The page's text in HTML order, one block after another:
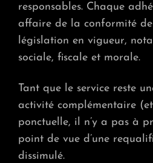
responsables. Chaque
affaire de la conformité de
législation en vigueur,
sociale, fiscale et morale.
Tant que le service reste
activité complémentaire
ponctuelle, il n’y a pas à
point de vue d’une
dissimulé.